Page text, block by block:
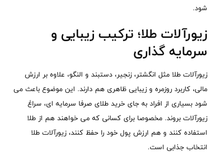
شود.
زیورآلات طلا؛ ترکیب زیبایی و
سرمایه گذاری
زیورآلات طلا مثل انگشتر، زنجیر، دستبند و النگو، علاوه بر ارزش
مالی، کاربرد روزمره و زیبایی ظاهری هم دارند. این موضوع باعث می
شود بسیاری از افراد به جای خرید طلای صرفا سرمایه ای، سراغ
زیورآلات بروند. مخصوصا برای کسانی که می خواهند هم از طلا
استفاده کنند و هم ارزش پول خود را حفظ کنند، زیورآلات طلا
انتخاب جذابی است.